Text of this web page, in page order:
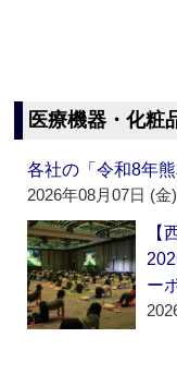
医療機器・化粧
各社の「令和8年
2026年08月07日 (金)
【
ー